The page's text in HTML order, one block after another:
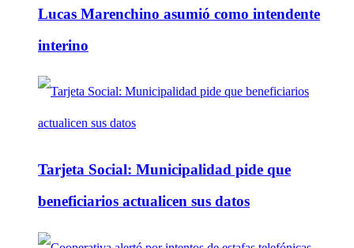
Lucas Marenchino asumió como intendente
interino
Tarjeta Social: Municipalidad pide que
beneficiarios actualicen sus datos